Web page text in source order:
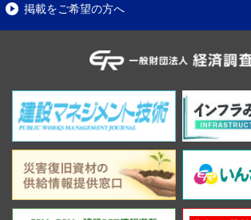
掲載をご希望の方へ